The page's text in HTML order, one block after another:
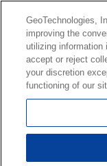
す。
お取引等（お取引の
や契約条件等につい
身でご確認の上、判断
このコーナーへの物
ョン等についての不
します。
Copyright(c) At Home Co.,Ltd.
はアットホーム（株）またはそ
GeoTechnologies,
improving the
utilizing information
accept or reject
your discretion
functioning of our